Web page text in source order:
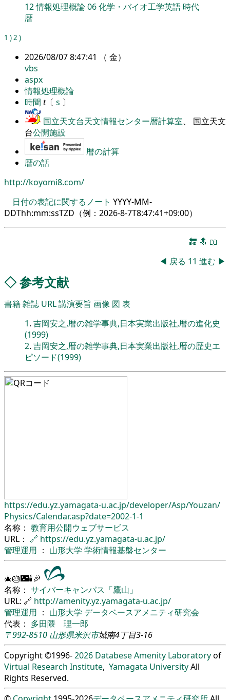
12情報処理概論06化学・バイオ工学英語 時代
暦
1 ) 2 )
2026/08/07 8:47:41 （ 金）
vbs
aspx
情報処理概論
時間 t〔 s 〕
国立天文台天文情報センター暦計算室、 国立天文
台公開施設
暦の計算
暦の話
http://koyomi8.com/
日付の表記に関するノート YYYY-MM-
DDThh:mm:ssTZD（例： 2026-8-7T8:47:41+09:00）
🔚 🔝 📖
◀ 戻る 11 進む ▶
◇参考文献
書籍雑誌 URL講演要旨 画像 図 表
1. 吉岡安之,暦の雑学事典,日本実業出版社,暦の進化史
(1999)
2. 吉岡安之,暦の雑学事典,日本実業出版社,暦の歴史エ
ピソード(1999)
https://edu.yz.yamagata-u.ac.jp/developer/Asp/Youzan/
Physics/Calendar.asp?date=2002-1-1
名称： 教育用公開ウェブサービス
URL： 🔗 https://edu.yz.yamagata-u.ac.jp/
管理運用 ： 山形大学 学術情報基盤センター
🎄🎂🌃🕯🎉
名称： サイバーキャンパス「鷹山」
URL: 🔗 http://amenity.yz.yamagata-u.ac.jp/
管理運用 ： 山形大学 データベースアメニティ研究会
代表： 多田隈 理一郎
〒992-8510 山形県米沢市城南4丁目3-16
Copyright ©1996-2026 Databese Amenity Laboratoryof
Virtual Research Institute, Yamagata UniversityAll
Rights Reserved.